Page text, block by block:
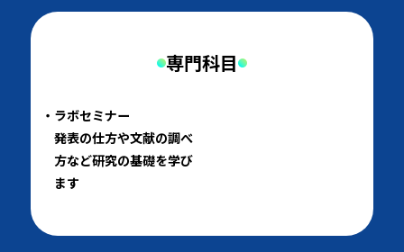
専門科目
ラボセミナー
発表の仕方や文献の調べ
方など研究の基礎を学び
ます